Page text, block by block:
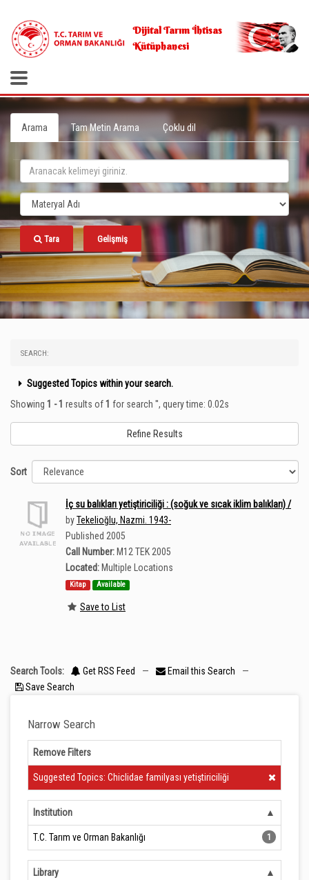
Dijital Tarım İhtisas
Kütüphanesi
Arama Tam Metin Arama Çoklu dil
Tara Gelişmiş
SEARCH:
Suggested Topics within your search.
Showing 1 - 1 results of1 for search '', query time: 0.02s
Refine Results
Sort
İç su balıkları yetiştiriciliği : (soğuk ve sıcak iklim balıkları) /
byTekelioğlu, Nazmi. 1943-
Published 2005
Call Number: M12 TEK 2005
Located: Multiple Locations
Kitap Available
Save to List
Search Tools: Get RSS Feed — Email this Search
—
Save Search
Narrow Search
Remove Filters
Clear Filter
Suggested Topics: Chiclidae familyası yetiştiriciliği
Institution
T.C. Tarım ve Orman Bakanlığı 1
Library